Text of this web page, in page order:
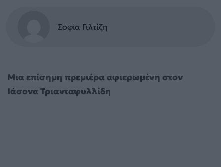
Σοφία Γιλτίζη
Μια επίσημη πρεμιέρα αφιερωμένη στον
Ιάσονα Τριανταφυλλίδη